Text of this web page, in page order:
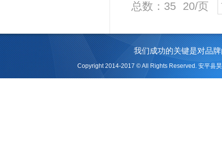
总数：35 20/页
我们成功的关键是对品
Copyright 2014-2017 © All Rights Reserved. 安平县